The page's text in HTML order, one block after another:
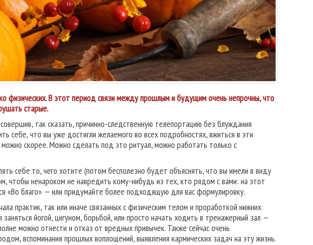
физических. В этот период связи между прошлым и будущим очень непрочны, что
старые.
так сказать, причинно-следственную телепортацию без блуждания
себе, что вы уже достигли желаемого во всех подробностях, вжиться в эти
скорее. Можно сделать под это ритуал, можно работать только с
себе то, чего хотите (потом бесполезно будет объяснять, что вы имели в виду
чтобы ненароком не навредить кому-нибудь из тех, кто рядом с вами: на этот
«Во благо» — или придумайте более подходящую для вас формулировку.
практик, так или иначе связанных с физическим телом и проработкой нижних
йогой, цигуном, борьбой, или просто начать ходить в тренажерный зал —
можно отнести и отказ от вредных привычек. Также сейчас очень
вспоминания прошлых воплощений, выявления кармических задач на эту жизнь.